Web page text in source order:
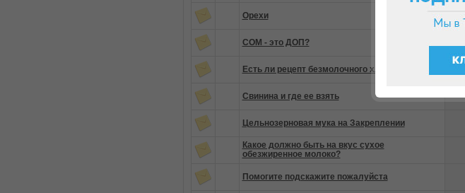
Орехи
СОМ - это ДОП?
Есть ли рецепт безмолочного хлеба?
Свинина и где ее взять
Цельнозерновая мука на Закреплении
Какое должно быть на вкус сухое
обезжиренное молоко?
Помогите подскажите пожалуйста